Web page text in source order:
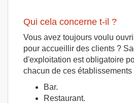
Qui cela concerne t-il ?
Vous avez toujours voulu
pour accueillir des clients ?
d'exploitation est obligatoire
chacun de ces établissements
Bar.
Restaurant.